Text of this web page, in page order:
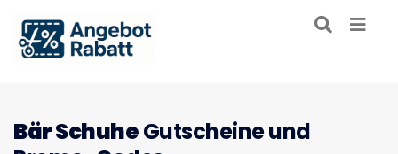
Bär SchuheGutscheine und